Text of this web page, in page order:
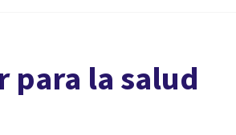
para la salud